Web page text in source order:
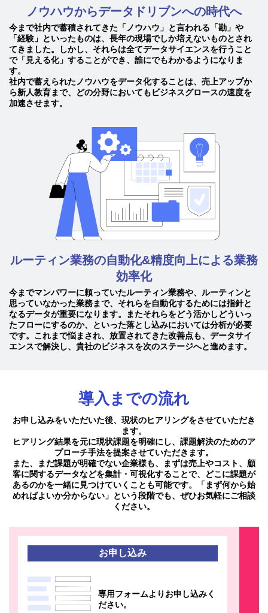
ノウハウからデータドリブンへの時代へ
今まで社内で蓄積されてきた「ノウハウ」と言われる「勘」や
「経験」といったものは、長年の現場でしか培えないものとされ
てきました。しかし、それらは全てデータサイエンスを行うこと
で「見える化」することができ、誰にでもわかるようになりま
す。
社内で蓄えられたノウハウをデータ化することは、売上アップか
ら新人教育まで、どの分野においてもビジネスグロースの速度を
加速させます。
ルーティン業務の自動化&精度向上による業務
効率化
今までマンパワーに頼っていたルーティン業務や、ルーティンと
思っていなかった業務まで、それらを自動化するためには指針と
なるデータが重要になります。またそれらをどう活かしどういっ
たフローにするのか、といった落とし込みにおいては分析が必要
です。これまで悩まされ、放置されてきた改善点も、データサイ
エンスで解決し、貴社のビジネスを次のステージへと進めます。
導入までの流れ
お申し込みをいただいた後、現状のヒアリングをさせていただき
ます。
ヒアリング結果を元に現状課題を明確にし、課題解決のためのア
プローチ手法を提案させていただきます。
また、まだ課題が明確でない企業様も、まずは売上やコスト、顧
客に関するデータなどを集計・可視化することで、どこに課題が
あるのかを一緒に見つけていくことも可能です。「まず何から始
めればよいか分からない」という段階でも、ぜひお気軽にご相談
ください。
お申し込み
専用フォームよりお申し込みく
ださい。